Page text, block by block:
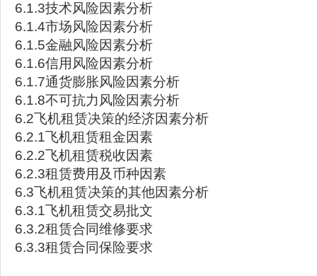
6.1.3技术风险因素分析
6.1.4市场风险因素分析
6.1.5金融风险因素分析
6.1.6信用风险因素分析
6.1.7通货膨胀风险因素分析
6.1.8不可抗力风险因素分析
6.2飞机租赁决策的经济因素分析
6.2.1飞机租赁租金因素
6.2.2飞机租赁税收因素
6.2.3租赁费用及币种因素
6.3飞机租赁决策的其他因素分析
6.3.1飞机租赁交易批文
6.3.2租赁合同维修要求
6.3.3租赁合同保险要求